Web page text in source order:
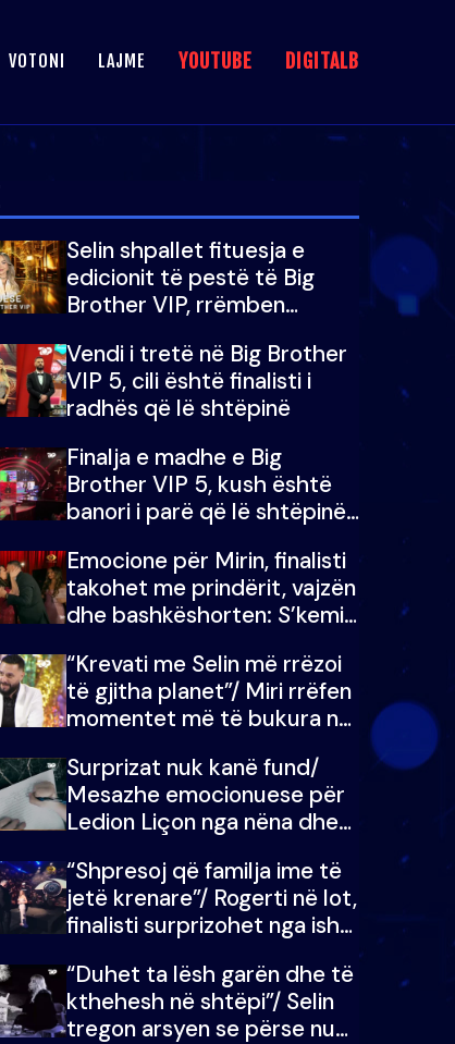
VOTONI LAJME YOUTUBE DIGITALB
Selin shpallet fituesja e
edicionit të pestë të Big
Brother VIP, rrëmben
mijë eurosh
Vendi i tretë në Big Brother
VIP 5, cili është finalisti i
radhës që lë shtëpinë
Finalja e madhe e Big
Brother VIP 5, kush është
banori i parë që lë shtëpinë
fituar çmimin e madh
Emocione për Mirin, finalisti
takohet me prindërit, vajzën
dhe bashkëshorten: S’kemi
“Krevati me Selin më rrëzoi
të gjitha planet”/ Miri rrëfen
momentet më të bukura në
mungojë zilja e mëngjesit
kur…
Surprizat nuk kanë fund/
Mesazhe emocionuese për
Ledion Liçon nga nëna dhe
i mban dot lotët: Nuk
meritoj…
“Shpresoj që familja ime të
jetë krenare”/ Rogerti në lot,
finalisti surprizohet nga ish-
“Duhet ta lësh garën dhe të
kthehesh në shtëpi”/ Selin
tregon arsyen se përse nuk